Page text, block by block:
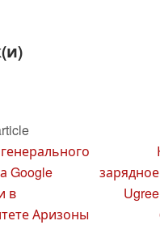
Google
в
Аризоны